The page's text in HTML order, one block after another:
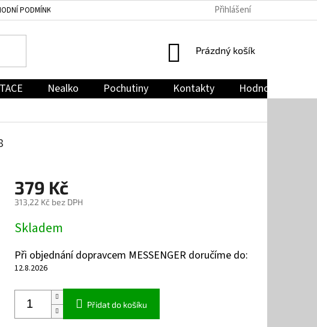
PODMÍNKY JAK NAKUPOVAT
Přihlášení
NÁKUPNÍ
Prázdný košík
Nealko Pochutiny Kontakty Hodnocení
379 Kč
313,22 Kč bez DPH
cena:
Skladem
Při objednání dopravcem MESSENGER doručíme do:
12.8.2026
Přidat do košíku